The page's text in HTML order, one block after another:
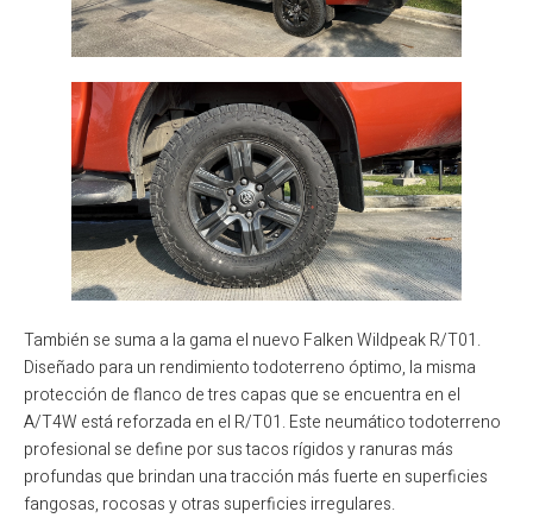
También se suma a la gama el nuevo Falken Wildpeak R/T01.
Diseñado para un rendimiento todoterreno óptimo, la misma
protección de flanco de tres capas que se encuentra en el
A/T4W está reforzada en el R/T01. Este neumático todoterreno
profesional se define por sus tacos rígidos y ranuras más
profundas que brindan una tracción más fuerte en superficies
fangosas, rocosas y otras superficies irregulares.